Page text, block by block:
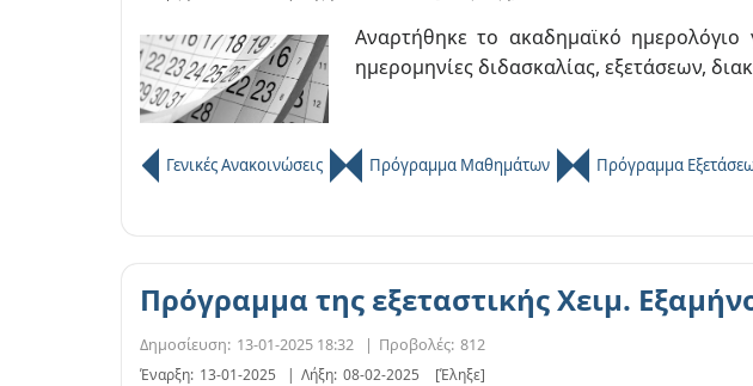
Αναρτήθηκε το ακαδημαϊκό ημερολόγιο
ημερομηνίες διδασκαλίας, εξετάσεων,
Γενικές Ανακοινώσεις Πρόγραμμα Μαθημάτων Πρόγραμμα
Πρόγραμμα της εξεταστικής Χειμ.
Δημοσίευση: 13-01-2025 18:32 | Προβολές: 812
Έναρξη: 13-01-2025 | Λήξη: 08-02-2025 [Έληξε]